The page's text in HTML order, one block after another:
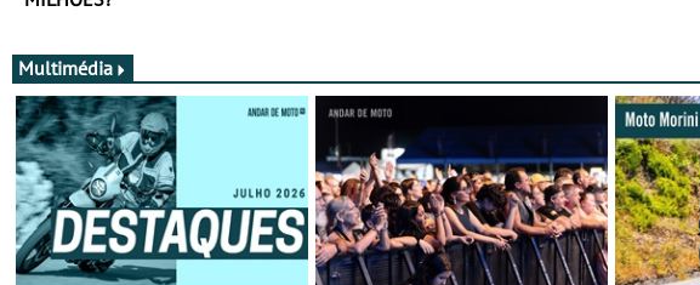
Multimédia